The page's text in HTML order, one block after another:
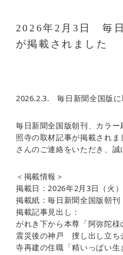
2026年2月3日 毎
が掲載されました
2026.2.3. 毎日新聞全国版に
毎日新聞全国版朝刊、カラ
照寺の取材記事が掲載され
さんのご連絡をいただき、誠
＜掲載情報＞
掲載日：2026年2月3日（火）
掲載紙：毎日新聞全国版朝
掲載記事見出し：
がれき下から本尊「阿弥陀様
震災後の神戸 捜し出し立ち
寺再建の住職「精いっぱい生